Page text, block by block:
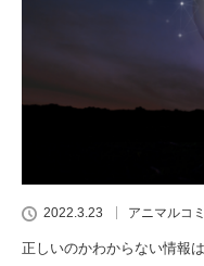
2022.3.23 アニマルコ
正しいのかわからない情報